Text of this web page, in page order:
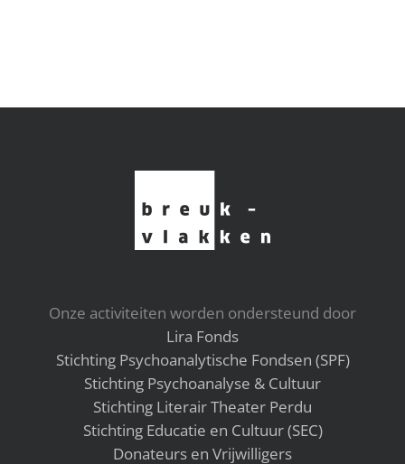
Onze activiteiten worden ondersteund door
Lira Fonds
Stichting Psychoanalytische Fondsen (SPF)
Stichting Psychoanalyse & Cultuur
Stichting Literair Theater Perdu
Stichting Educatie en Cultuur (SEC)
Donateurs en Vrijwilligers